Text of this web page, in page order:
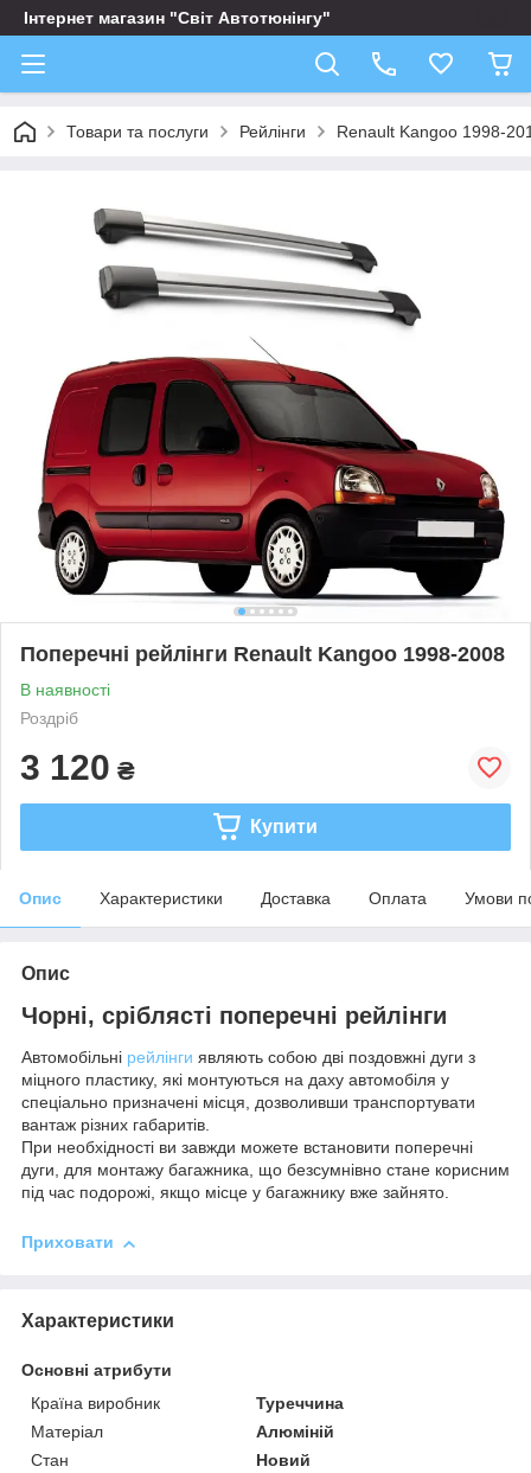
Інтернет магазин "Світ Автотюнінгу"
Товари та послуги Рейлінги Renault Kangoo 1998-
Поперечні рейлінги Renault Kangoo 1998-2008
В наявності
Роздріб
3 120 ₴
Купити
Опис Характеристики Доставка Оплата Умови
Опис
Чорні, сріблясті поперечні рейлінги
Автомобільні рейлінги являють собою дві поздовжні дуги з
міцного пластику, які монтуються на даху автомобіля у
спеціально призначені місця, дозволивши транспортувати
вантаж різних габаритів.
При необхідності ви завжди можете встановити поперечні
дуги, для монтажу багажника, що безсумнівно стане корисним
під час подорожі, якщо місце у багажнику вже зайнято.
Приховати
Характеристики
Основні атрибути
Країна виробник
Туреччина
Матеріал
Алюміній
Стан
Новий